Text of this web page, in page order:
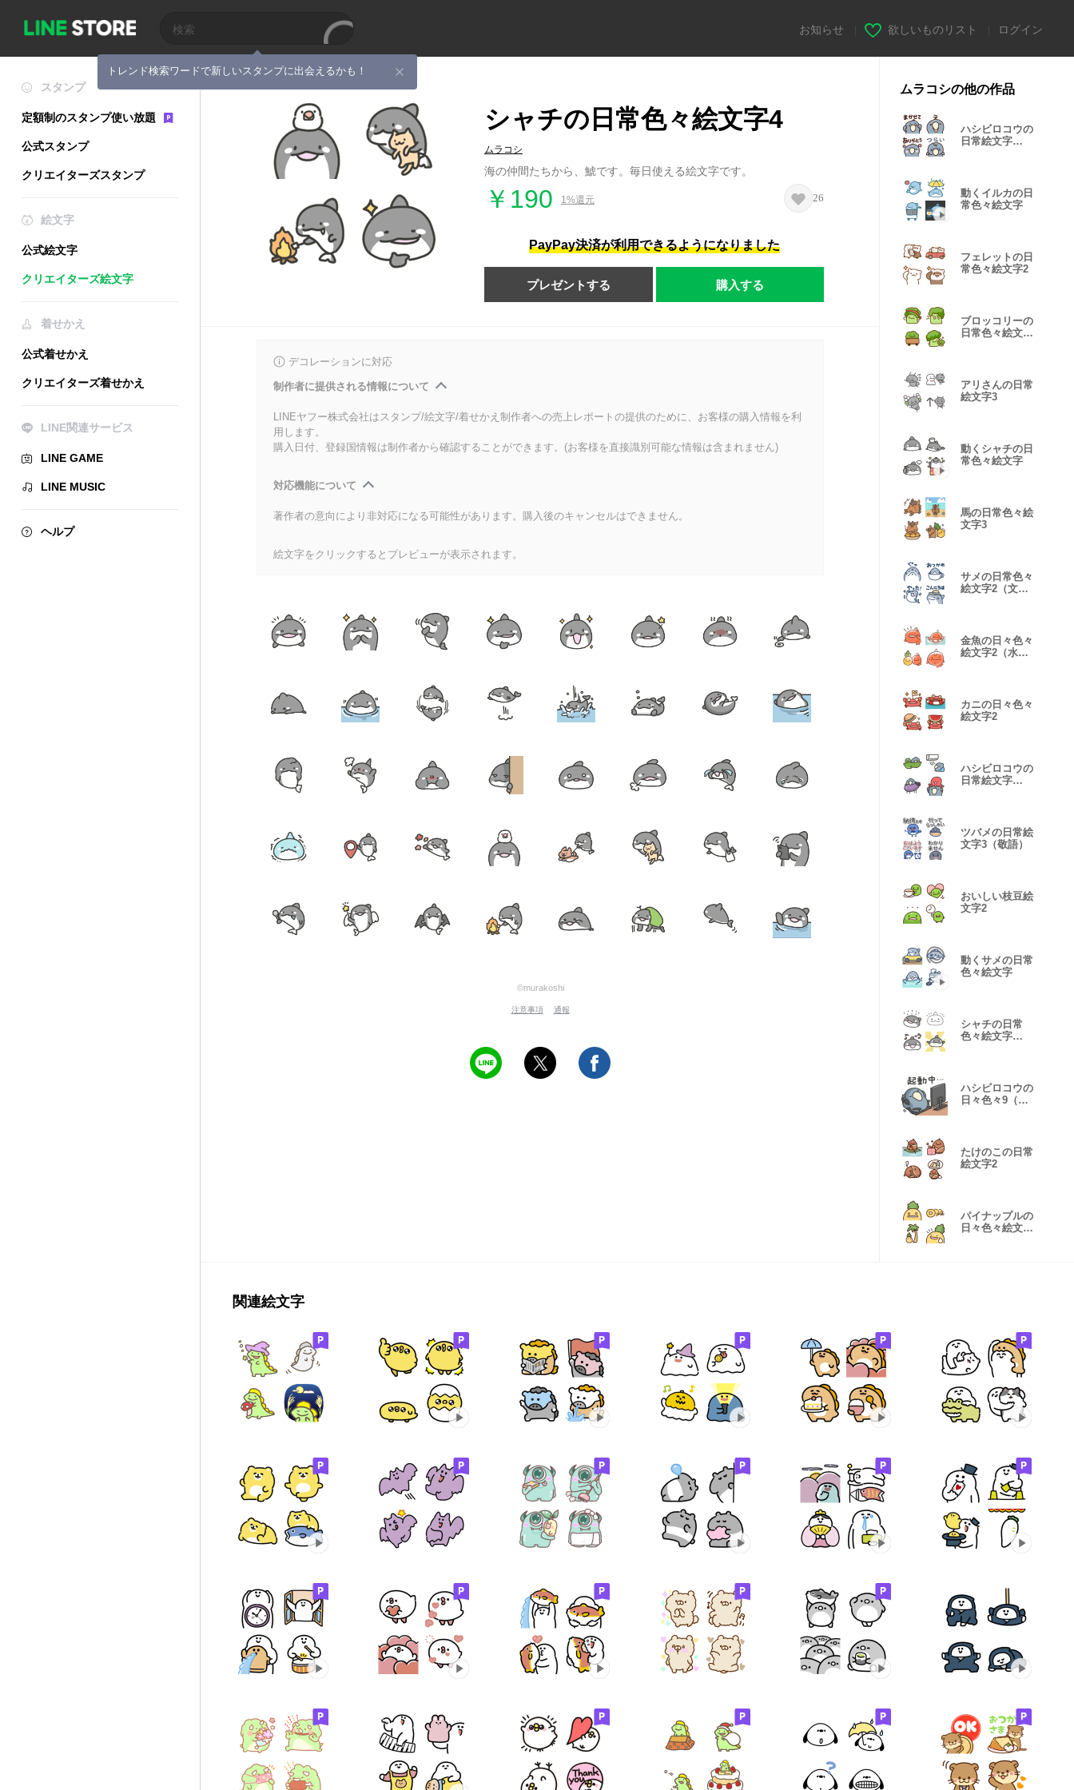
トレンド検索ワードで新しいスタンプに出会えるかも！
お知らせ 欲しいものリスト ログイン
スタンプ
定額制のスタンプ使い放題
公式スタンプ
クリエイターズスタンプ
絵文字
公式絵文字
クリエイターズ絵文字
着せかえ
公式着せかえ
クリエイターズ着せかえ
LINE関連サービス
LINE GAME
LINE MUSIC
ヘルプ
シャチの日常色々絵文字4
ムラコシ
海の仲間たちから、鯱です。毎日使える絵文字です。
￥190 1%還元 26
PayPay決済が利用できるようになりました
プレゼントする 購入する
デコレーションに対応
制作者に提供される情報について
LINEヤフー株式会社はスタンプ/絵文字/着せかえ制作者への売上レポートの提供のために、お客様の購入情報を利
用します。
購入日付、登録国情報は制作者から確認することができます。(お客様を直接識別可能な情報は含まれません)
対応機能について
著作者の意向により非対応になる可能性があります。購入後のキャンセルはできません。
絵文字をクリックするとプレビューが表示されます。
©murakoshi
注意事項 通報
ムラコシの他の作品
ハシビロコウの
日常絵文字
動くイルカの日
常色々絵文字
フェレットの日
常色々絵文字2
ブロッコリーの
日常色々絵文字
アリさんの日常
絵文字3
動くシャチの日
常色々絵文字
馬の日常色々絵
文字3
サメの日常色々
絵文字2（文字
金魚の日々色々
絵文字2（水彩
カニの日々色々
絵文字2
ハシビロコウの
日常絵文字
ツバメの日常絵
文字3（敬語）
おいしい枝豆絵
文字2
動くサメの日常
色々絵文字
シャチの日常
色々絵文字
ハシビロコウの
日々色々9（ゲ
たけのこの日常
絵文字2
パイナップルの
日々色々絵文字
関連絵文字